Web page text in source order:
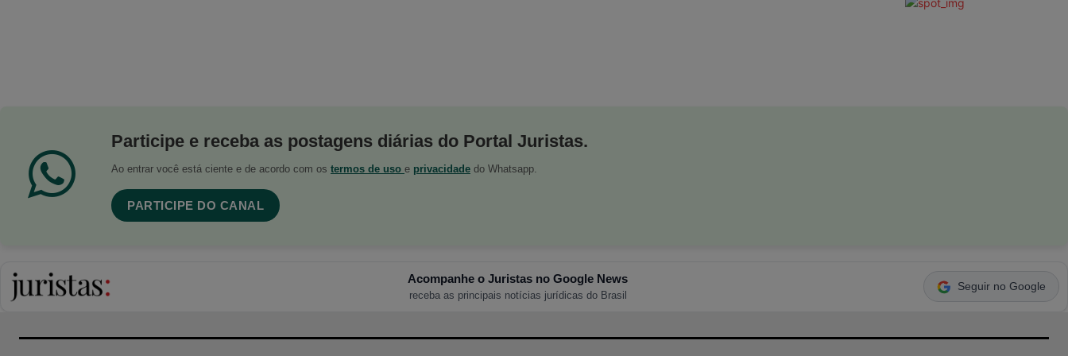
Participe e receba as postagens diárias do Portal Juristas.
Ao entrar você está ciente e de acordo com os termos de uso e privacidade do Whatsapp.
PARTICIPE DO CANAL
Acompanhe o Juristas no Google News
receba as principais notícias jurídicas do Brasil
Seguir no Google